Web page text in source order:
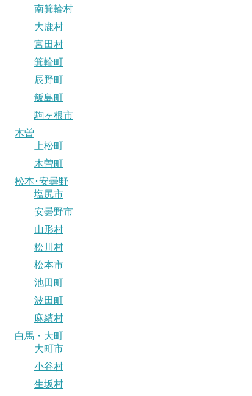
南箕輪村
大鹿村
宮田村
箕輪町
辰野町
飯島町
駒ヶ根市
木曽
上松町
木曽町
松本･安曇野
塩尻市
安曇野市
山形村
松川村
松本市
池田町
波田町
麻績村
白馬・大町
大町市
小谷村
生坂村